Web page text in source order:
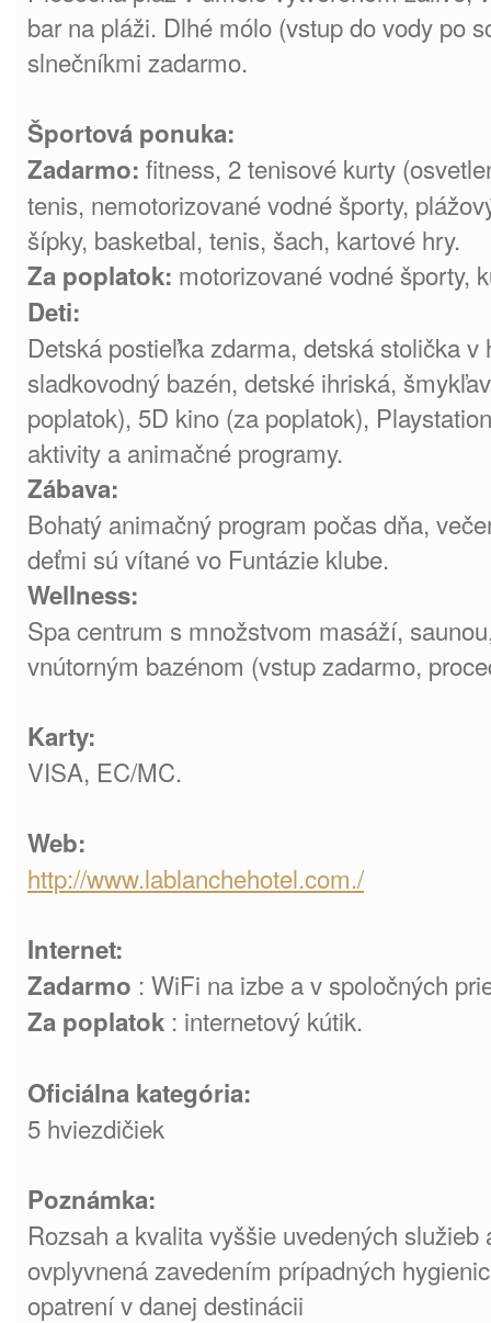
bar na pláži. Dlhé mólo (vstup do vody po
slnečníkmi zadarmo.
Športová ponuka:
Zadarmo: fitness, 2 tenisové kurty
tenis, nemotorizované vodné športy,
šípky, basketbal, tenis, šach, kartové hry.
Za poplatok: motorizované vodné športy,
Deti:
Detská postieľka zdarma, detská stolička
sladkovodný bazén, detské ihriská,
poplatok), 5D kino (za poplatok),
aktivity a animačné programy.
Zábava:
Bohatý animačný program počas dňa,
deťmi sú vítané vo Funtázie klube.
Wellness:
Spa centrum s množstvom masáží,
vnútorným bazénom (vstup zadarmo,
Karty:
VISA, EC/MC.
Web:
http://www.lablanchehotel.com./
Internet:
Zadarmo : WiFi na izbe a v spoločných
Za poplatok : internetový kútik.
Oficiálna kategória:
5 hviezdičiek
Poznámka:
Rozsah a kvalita vyššie uvedených
ovplyvnená zavedením prípadných
opatrení v danej destinácii